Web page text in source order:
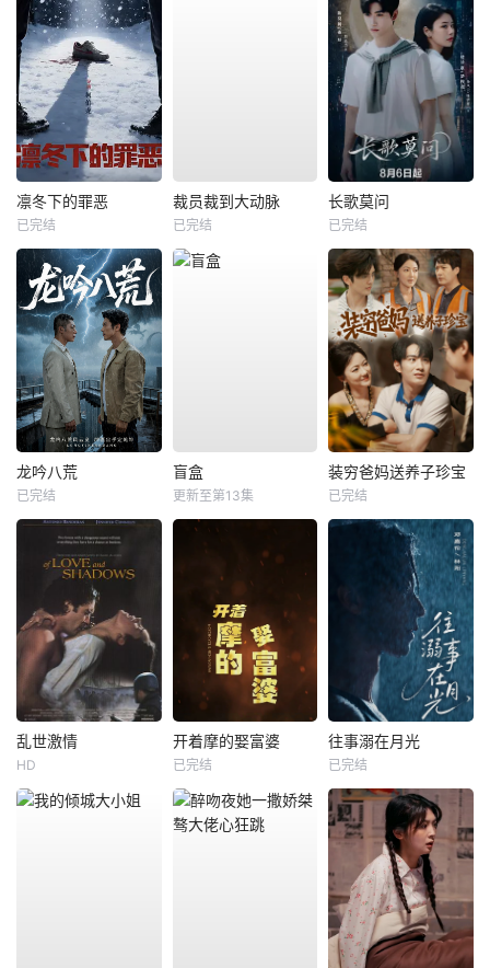
凛冬下的罪恶
已完结
裁员裁到大动脉
已完结
长歌莫问
已完结
龙吟八荒
已完结
盲盒
更新至第13集
装穷爸妈送养子珍宝
已完结
乱世激情
HD
开着摩的娶富婆
已完结
往事溺在月光
已完结